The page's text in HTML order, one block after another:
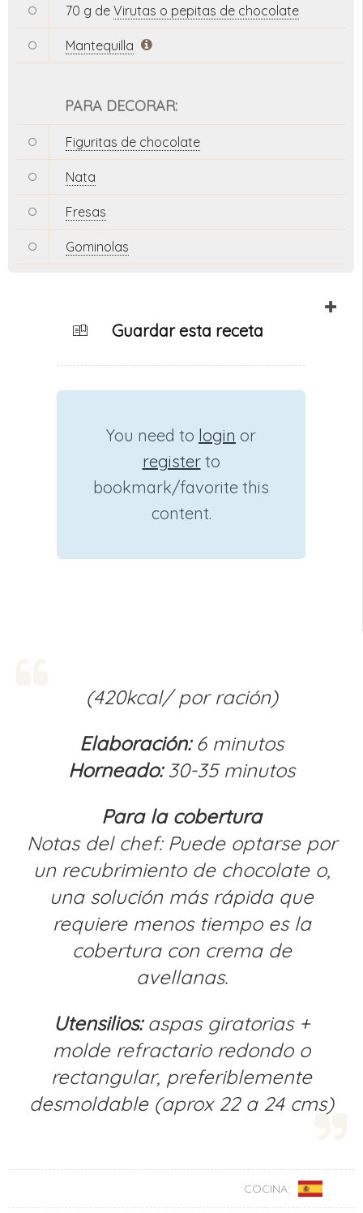
70 g de Virutas o pepitas de chocolate
Mantequilla
PARA DECORAR:
Figuritas de chocolate
Nata
Fresas
Gominolas
Guardar esta receta
You need to login or
registerto
bookmark/favorite this
content.
(420kcal/ por ración)
Elaboración:6 minutos
Horneado:30-35 minutos
Para la cobertura
Notas del chef: Puede optarse por
un recubrimiento de chocolate o,
una solución más rápida que
requiere menos tiempo es la
cobertura con crema de
avellanas.
Utensilios:aspas giratorias +
molde refractario redondo o
rectangular, preferiblemente
desmoldable (aprox 22 a 24 cms)
COCINA: